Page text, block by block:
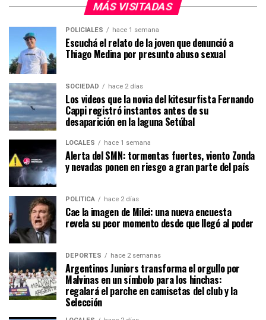
MÁS VISITADAS
POLICIALES hace 1 semana
Escuchá el relato de la joven que denunció a
Thiago Medina por presunto abuso sexual
SOCIEDAD hace 2 días
Los videos que la novia del kitesurfista Fernando
Cappi registró instantes antes de su
desaparición en la laguna Setúbal
LOCALES hace 1 semana
Alerta del SMN: tormentas fuertes, viento Zonda
y nevadas ponen en riesgo a gran parte del país
POLÍTICA hace 2 días
Cae la imagen de Milei: una nueva encuesta
revela su peor momento desde que llegó al poder
DEPORTES hace 2 semanas
Argentinos Juniors transforma el orgullo por
Malvinas en un símbolo para los hinchas:
regalará el parche en camisetas del club y la
Selección